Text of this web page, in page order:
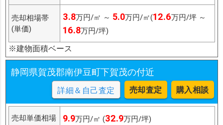
売却相場帯
(単価)
3.8万円/㎡ ～ 5.0万円/㎡(12.6万円/坪 ～
16.8万円/坪)
※建物面積ベース
静岡県賀茂郡南伊豆町下賀茂の付近
詳細＆自己査定 売却査定 購入相談
売却単価相場 9.9万円/㎡ (32.9万円/坪)